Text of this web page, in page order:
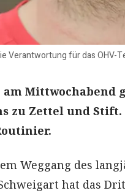
Verantwortung für das OHV-
Mittwochabend
zu Zettel und
Weggang des
hat das